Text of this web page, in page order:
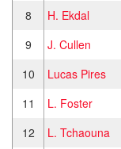
8
H. Ekdal
9
J. Cullen
10
Lucas Pires
11
L. Foster
12
L. Tchaouna